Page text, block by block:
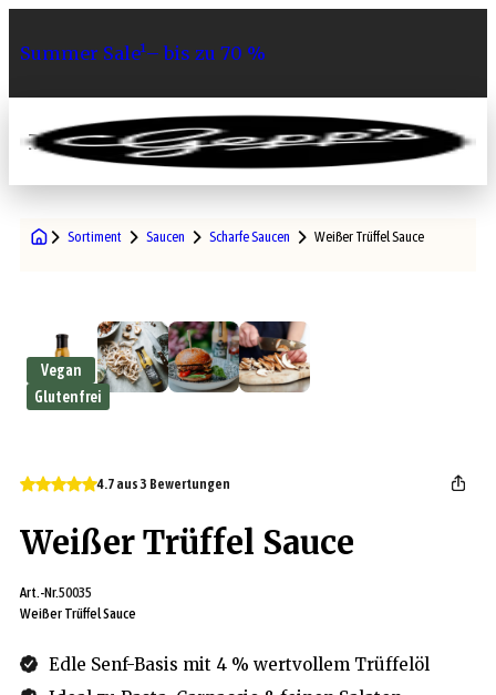
Summer Sale¹– bis zu 70 %
0
Sortiment Saucen Scharfe Saucen Weißer Trüffel Sauce
Vegan
Glutenfrei
4.7 aus 3 Bewertungen
Weißer Trüffel Sauce
Art.-Nr.50035
Weißer Trüffel Sauce
Edle Senf-Basis mit 4 % wertvollem Trüffelöl